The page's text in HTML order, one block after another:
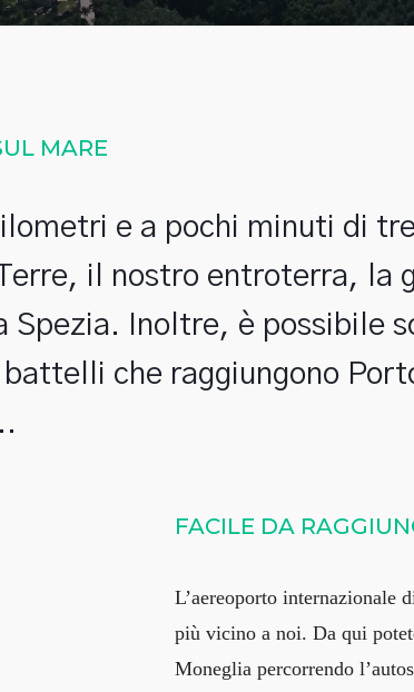
MARE
e a pochi minuti di
il nostro entroterra, la
Spezia. Inoltre, è possibile
che raggiungono
FACILE DA
L’aereoporto internazionale
più vicino a noi. Da qui
Moneglia percorrendo